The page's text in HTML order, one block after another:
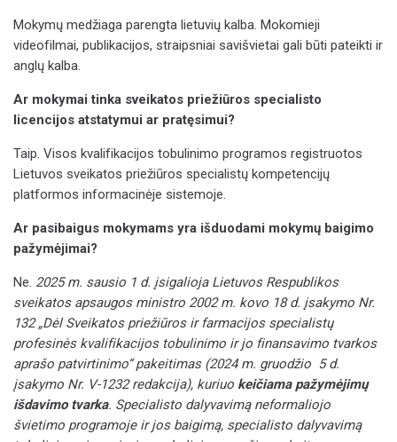
Mokymų medžiaga parengta lietuvių kalba. Mokomieji
videofilmai, publikacijos, straipsniai savišvietai gali būti pateikti ir
anglų kalba.
Ar mokymai tinka sveikatos priežiūros specialisto
licencijos atstatymui ar pratęsimui?
Taip. Visos kvalifikacijos tobulinimo programos registruotos
Lietuvos sveikatos priežiūros specialistų kompetencijų
platformos informacinėje sistemoje.
Ar pasibaigus mokymams yra išduodami mokymų baigimo
pažymėjimai?
Ne. 2025 m. sausio 1 d. įsigalioja Lietuvos Respublikos
sveikatos apsaugos ministro 2002 m. kovo 18 d. įsakymo Nr.
132 „Dėl Sveikatos priežiūros ir farmacijos specialistų
profesinės kvalifikacijos tobulinimo ir jo finansavimo tvarkos
aprašo patvirtinimo“ pakeitimas (2024 m. gruodžio 5 d.
įsakymo Nr. V-1232 redakcija), kuriuo keičiama pažymėjimų
išdavimo tvarka. Specialisto dalyvavimą neformaliojo
švietimo programoje ir jos baigimą, specialisto dalyvavimą